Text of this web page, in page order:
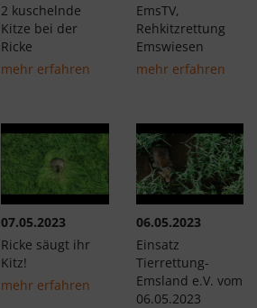
2 kuschelnde
Kitze bei der
Ricke
mehr erfahren
EmsTV,
Rehkitzrettung
Emswiesen
mehr erfahren
07.05.2023
Ricke säugt ihr
Kitz!
mehr erfahren
06.05.2023
Einsatz
Tierrettung-
Emsland e.V. vom
06.05.2023